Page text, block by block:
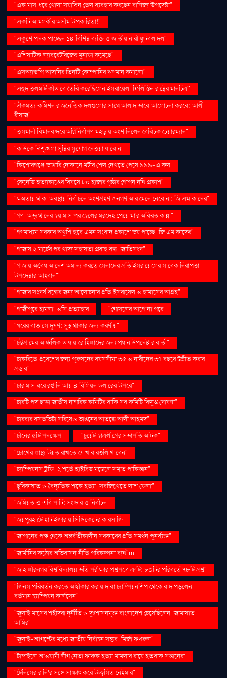
"এক মাস ধরে খোলা সয়াবিন তেল ব্যবহার করছেন বাণিজ্য উপদেষ্টা"
"একটি আমলকীর অসীম উপকারিতা!"
"একুশে পদক পাচ্ছেন ১৪ বিশিষ্ট ব্যক্তি ও জাতীয় নারী ফুটবল দল"
"এশিয়াটিক ল্যাবরেটরিজের মুনাফা কমেছে"
"এসঅ্যান্ডপি আদানির তিনটি কোম্পানির ঋণমান কমালো"
"এহুদ ওলমার্ট কীভাবে তৈরি করেছিলেন ইসরায়েল-ফিলিস্তিন রাষ্ট্রের মানচিত্র"
"ঐকমত্য কমিশন রাজনৈতিক দলগুলোর সাথে আলাদাভাবে আলোচনা করবে: আলী
রীয়াজ"
"ওসমানী বিমানবন্দরে অগ্নিনির্বাপণ মহড়ায় অংশ নিলেন বেবিচক চেয়ারম্যান"
"কাউকে বিশৃঙ্খলা সৃষ্টির সুযোগ দেওয়া যাবে না
"কিশোরগঞ্জে ভাঙারি দোকানে মর্টার শেল দেখতে পেয়ে ৯৯৯-এ কল
"কেনেডি হত্যাকাণ্ডের বিষয়ে ৮০ হাজার পৃষ্ঠার গোপন নথি প্রকাশ"
"ক্ষমতায় থাকা অবস্থায় নির্বাচনে অংশগ্রহণ জনগণ আর মেনে নেবে না: জি এম কাদের"
"গণ–অভ্যুত্থানের ছয় মাস পর ছেলের মরদেহ পেয়ে মা'র অবিরত কান্না"
"গণমাধ্যম সরকার অখুশি হবে এমন সংবাদ প্রকাশে ভয় পাচ্ছে: জি এম কাদের"
"গাজায় ২ মার্চের পর খাদ্য সহায়তা প্রবাহ বন্ধ: জাতিসংঘ"
"গাজায় অবৈধ আদেশ অমান্য করতে সেনাদের প্রতি ইসরায়েলের সাবেক নিরাপত্তা
উপদেষ্টার আহ্বান"'
"গাজার সংঘর্ষ বন্ধের জন্য আলোচনার প্রতি ইসরায়েল ও হামাসের আগ্রহ"
"গাজীপুরে হামলা: ওসি প্রত্যাহার
"গোসলের আগে না পরে
"ঘরের বাতাসে দূষণ: সুস্থ থাকার জন্য করণীয়".
"চট্টগ্রামের আঞ্চলিক ভাষায় রোহিঙ্গাদের জন্য প্রধান উপদেষ্টার বার্তা"
"চাকরিতে প্রবেশের জন্য পুরুষদের বয়সসীমা ৩৫ ও নারীদের ৩৭ বছরে উন্নীত করার
প্রস্তাব"
"চার মাস ধরে রপ্তানি আয় ৪ বিলিয়ন ডলারের উপরে"
"চারটি পদ ছাড়া জাতীয় নাগরিক কমিটির বাকি সব কমিটি বিলুপ্ত ঘোষণা"
"চারবার বসতভিটা সরিয়েও ভাঙনের আতঙ্কে আলী আহমদ"
"চীনের ৫টি পদক্ষেপ
"চুয়েট ছাত্রলীগের সভাপতি আটক"
"চোখের স্বাস্থ্য উন্নত রাখতে যে খাবারগুলি খাবেন"
"চ্যাম্পিয়নস ট্রফি: ২ শর্তে হাইব্রিড মডেলে সম্মত পাকিস্তান"
"ছুরিকাঘাত ও বৈদ্যুতিক শকে হত্যা: সবজিখেতে লাশ ফেলা"
"জমিয়ত ও এবি পার্টি: সংস্কার ও নির্বাচন
"জয়পুরহাটে হাট ইজারায় সিন্ডিকেটের কারসাজি
"জাপানের পক্ষ থেকে অন্তর্বর্তীকালীন সরকারের প্রতি সমর্থন পুনর্ব্যক্ত"
"জার্মানির কঠোর অভিবাসন নীতি পরিকল্পনা ব্যর্থ"m
"জাহাঙ্গীরনগর বিশ্ববিদ্যালয় ভর্তি পরীক্ষার প্রশ্নপত্রে ত্রুটি: ৮০টির পরিবর্তে ৭৮টি প্রশ্ন"
"জিনস পরিবর্তন করতে অস্বীকার করায় দাবা চ্যাম্পিয়নশিপ থেকে বাদ পড়লেন
বর্তমান চ্যাম্পিয়ন কার্লসেন"
"জুলাই মাসের শহীদরা দুর্নীতি ও দুঃশাসনমুক্ত বাংলাদেশ চেয়েছিলেন: জামায়াত
আমির"
"জুলাই-আগস্টের মধ্যে জাতীয় নির্বাচন সম্ভব: মির্জা ফখরুল"
"টাঙ্গাইলে আওয়ামী লীগ নেতা ফারুক হত্যা মামলার রায়ে হতবাক সন্তানেরা
"টেনিসের রানি’র সঙ্গে সাক্ষাৎ করে উচ্ছ্বসিত নেইমার"